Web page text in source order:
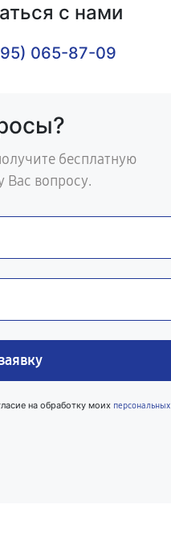
с нами
065-87-09
бесплатную
вопросу.
на обработку моих персональных